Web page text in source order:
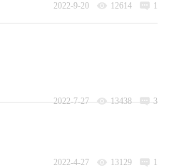
2022-9-20 12614 1
2022-7-27 13438 3
2022-4-27 13129 1